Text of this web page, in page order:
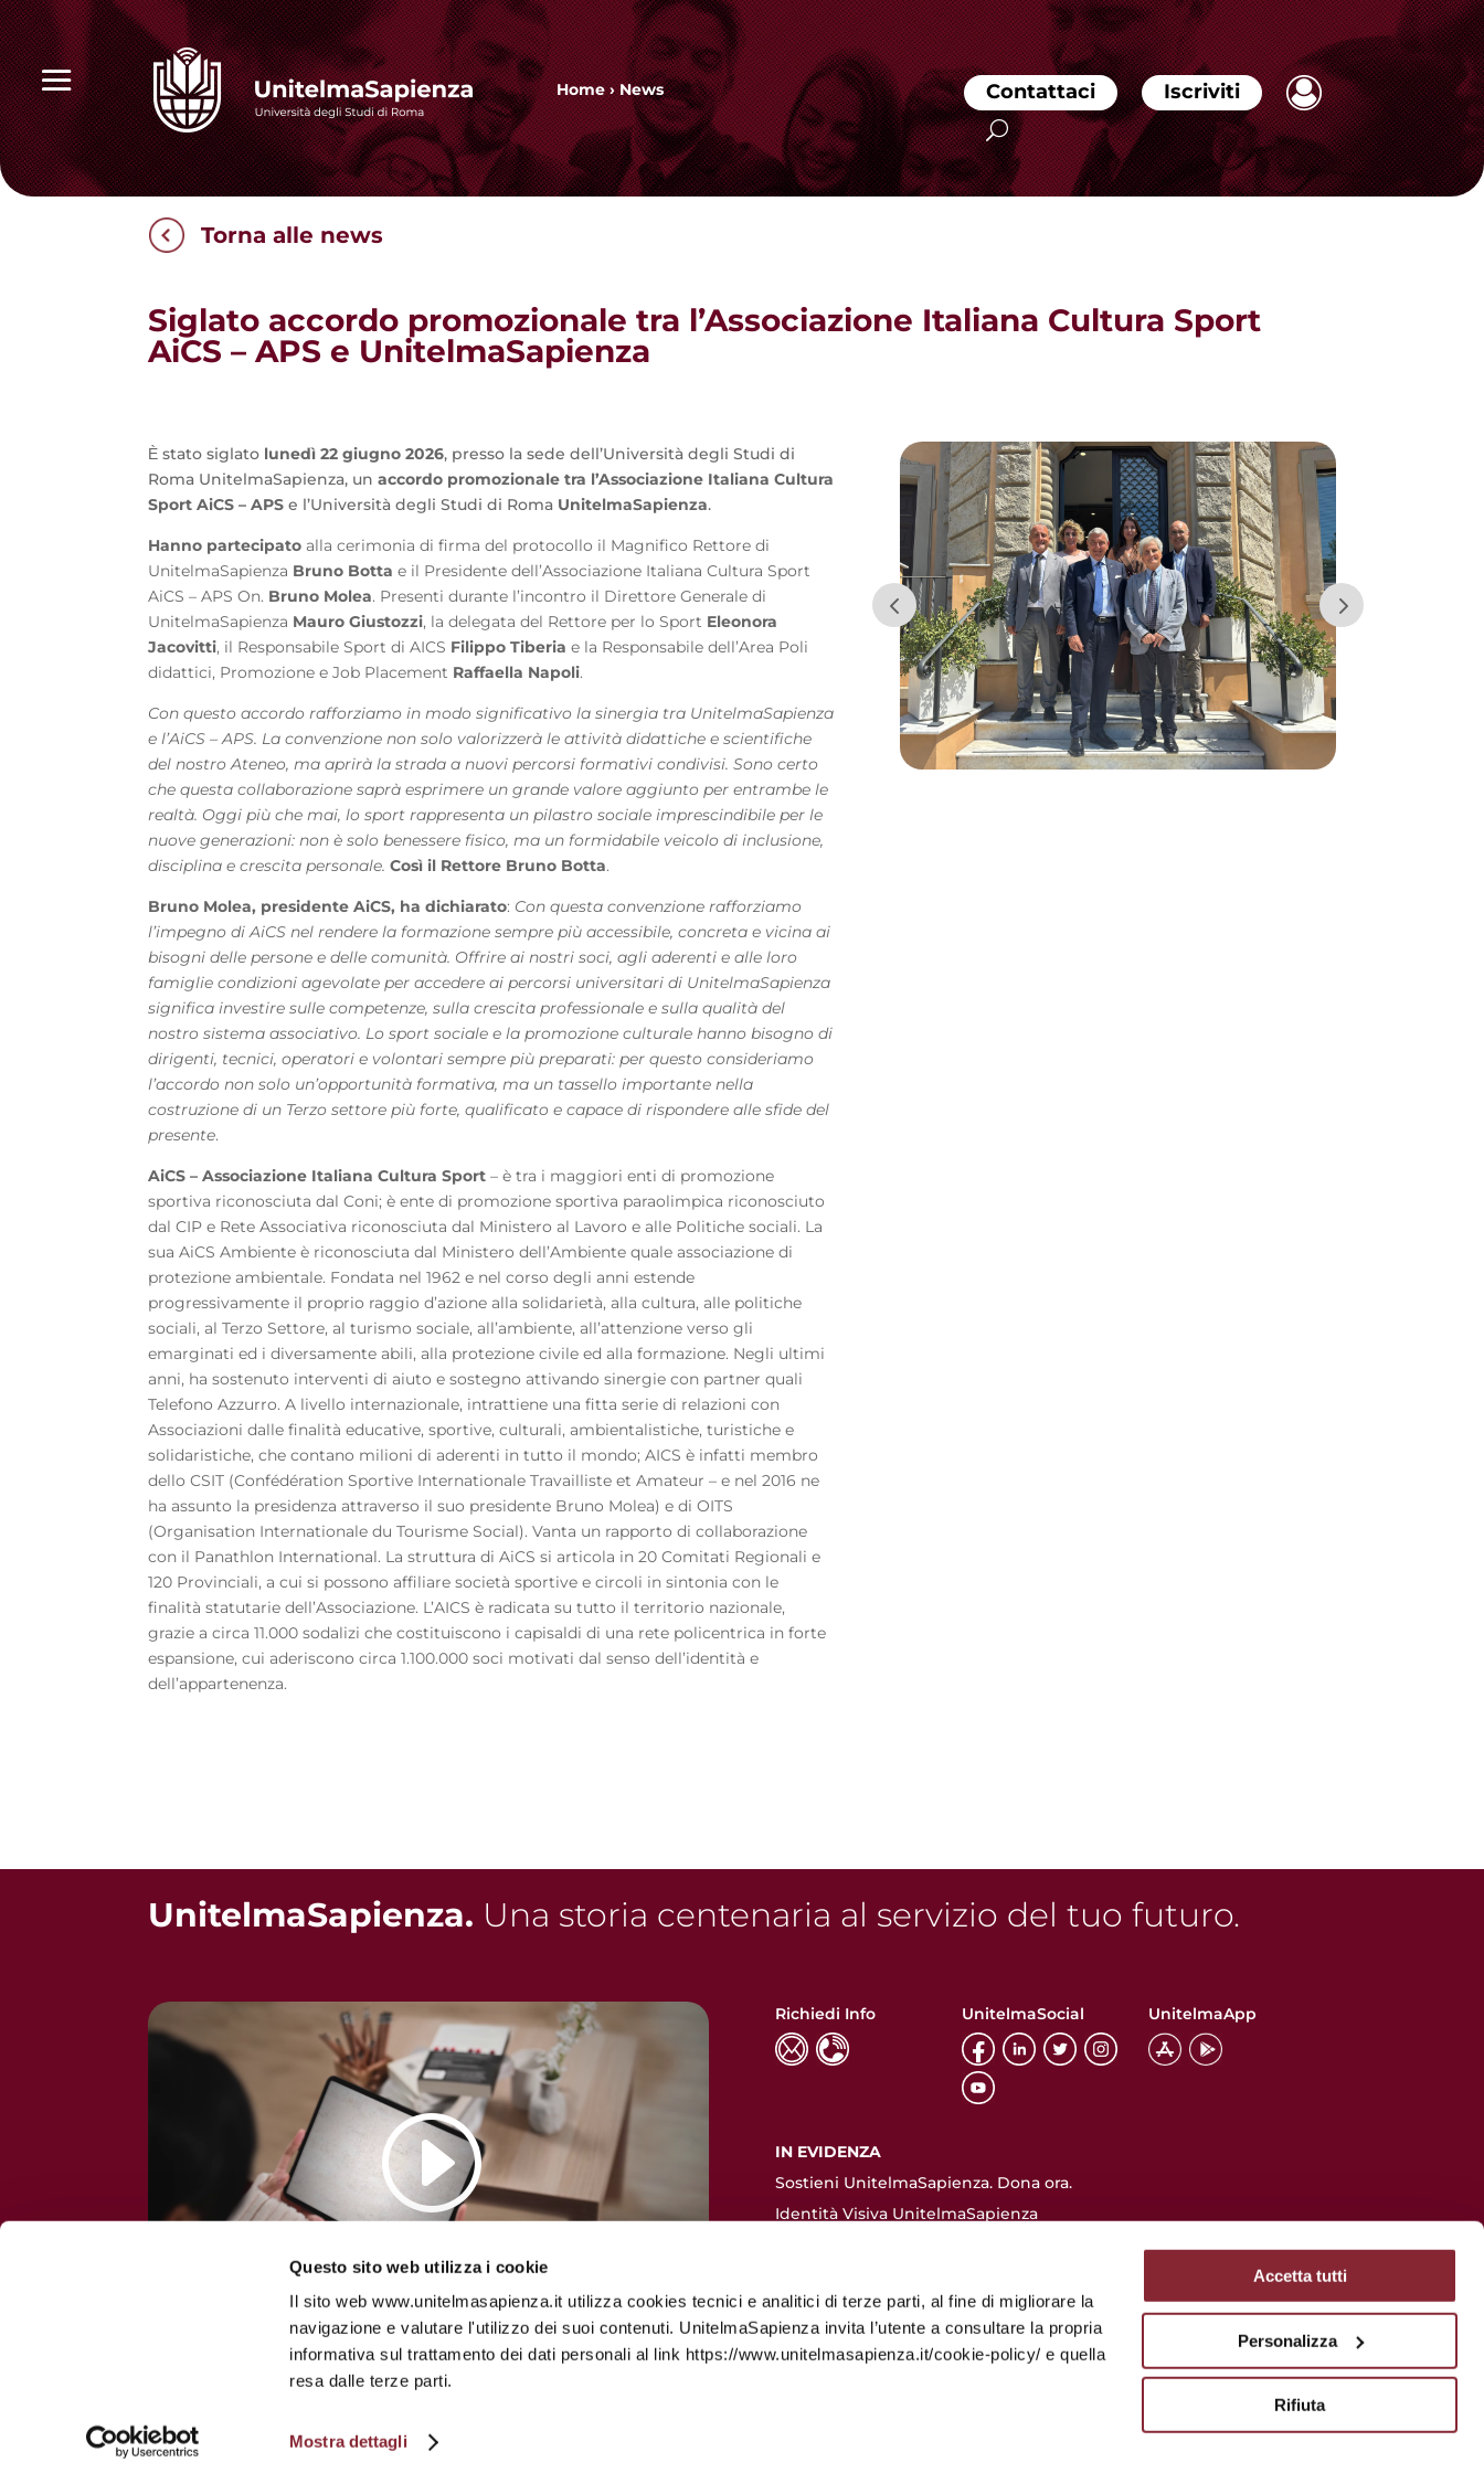
Questo sito web utilizza i cookie
Il sito web www.unitelmasapienza.it utilizza cookies tecnici e analitici di terze parti, al fine di migliorare la
navigazione e valutare l'utilizzo dei suoi contenuti. UnitelmaSapienza invita l’utente a consultare la propria
informativa sul trattamento dei dati personali al link https://www.unitelmasapienza.it/cookie-policy/ e quella
resa dalle terze parti.
Mostra dettagli
Accetta tutti
Personalizza
Rifiuta
Torna alle news
Siglato accordo promozionale tra l’Associazione Italiana Cultura Sport
AiCS – APS e UnitelmaSapienza
Home›News Contattaci Iscriviti
​Ѐ stato siglato lunedì 22 giugno 2026, presso la sede dell’Università degli Studi di
Roma UnitelmaSapienza, un accordo promozionale tra l’Associazione Italiana Cultura
Sport AiCS – APS e l’Università degli Studi di Roma UnitelmaSapienza.
Hanno partecipato alla cerimonia di firma del protocollo il Magnifico Rettore di
UnitelmaSapienza Bruno Botta e il Presidente dell’Associazione Italiana Cultura Sport
AiCS – APS On. Bruno Molea. Presenti durante l’incontro il Direttore Generale di
UnitelmaSapienza Mauro Giustozzi, la delegata del Rettore per lo Sport Eleonora
Jacovitti, il Responsabile Sport di AICS Filippo Tiberia e la Responsabile dell’Area Poli
didattici, Promozione e Job Placement Raffaella Napoli.
Con questo accordo rafforziamo in modo significativo la sinergia tra UnitelmaSapienza
e l’AiCS – APS. La convenzione non solo valorizzerà le attività didattiche e scientifiche
del nostro Ateneo, ma aprirà la strada a nuovi percorsi formativi condivisi. Sono certo
che questa collaborazione saprà esprimere un grande valore aggiunto per entrambe le
realtà. Oggi più che mai, lo sport rappresenta un pilastro sociale imprescindibile per le
nuove generazioni: non è solo benessere fisico, ma un formidabile veicolo di inclusione,
disciplina e crescita personale.Così il Rettore Bruno Botta.
Bruno Molea, presidente AiCS, ha dichiarato: Con questa convenzione rafforziamo
l’impegno di AiCS nel rendere la formazione sempre più accessibile, concreta e vicina ai
bisogni delle persone e delle comunità. Offrire ai nostri soci, agli aderenti e alle loro
famiglie condizioni agevolate per accedere ai percorsi universitari di UnitelmaSapienza
significa investire sulle competenze, sulla crescita professionale e sulla qualità del
nostro sistema associativo. Lo sport sociale e la promozione culturale hanno bisogno di
dirigenti, tecnici, operatori e volontari sempre più preparati: per questo consideriamo
l’accordo non solo un’opportunità formativa, ma un tassello importante nella
costruzione di un Terzo settore più forte, qualificato e capace di rispondere alle sfide del
presente.
AiCS – Associazione Italiana Cultura Sport – è tra i maggiori enti di promozione
sportiva riconosciuta dal Coni; è ente di promozione sportiva paraolimpica riconosciuto
dal CIP e Rete Associativa riconosciuta dal Ministero al Lavoro e alle Politiche sociali. La
sua AiCS Ambiente è riconosciuta dal Ministero dell’Ambiente quale associazione di
protezione ambientale. Fondata nel 1962 e nel corso degli anni estende
progressivamente il proprio raggio d’azione alla solidarietà, alla cultura, alle politiche
sociali, al Terzo Settore, al turismo sociale, all’ambiente, all’attenzione verso gli
emarginati ed i diversamente abili, alla protezione civile ed alla formazione. Negli ultimi
anni, ha sostenuto interventi di aiuto e sostegno attivando sinergie con partner quali
Telefono Azzurro. A livello internazionale, intrattiene una fitta serie di relazioni con
Associazioni dalle finalità educative, sportive, culturali, ambientalistiche, turistiche e
solidaristiche, che contano milioni di aderenti in tutto il mondo; AICS è infatti membro
dello CSIT (Confédération Sportive Internationale Travailliste et Amateur – e nel 2016 ne
ha assunto la presidenza attraverso il suo presidente Bruno Molea) e di OITS
(Organisation Internationale du Tourisme Social). Vanta un rapporto di collaborazione
con il Panathlon International. La struttura di AiCS si articola in 20 Comitati Regionali e
120 Provinciali, a cui si possono affiliare società sportive e circoli in sintonia con le
finalità statutarie dell’Associazione. L’AICS è radicata su tutto il territorio nazionale,
grazie a circa 11.000 sodalizi che costituiscono i capisaldi di una rete policentrica in forte
espansione, cui aderiscono circa 1.100.000 soci motivati dal senso dell’identità e
dell’appartenenza.
UnitelmaSapienza. Una storia centenaria al servizio del tuo futuro.
Richiedi Info UnitelmaSocial UnitelmaApp
IN EVIDENZA
Sostieni UnitelmaSapienza. Dona ora.
Identità Visiva UnitelmaSapienza
Contatti
Dove siamo
Valutazione pre-immatricolazione
Accessibilità
Privacy
Utilizzo dei cookie
Albo online